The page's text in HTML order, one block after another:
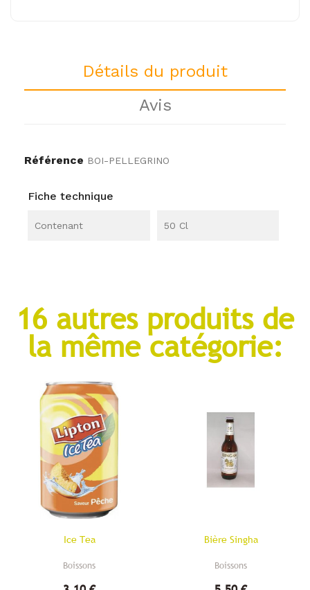
Détails du produit
Avis
Référence BOI-PELLEGRINO
Fiche technique
Contenant 50 Cl
16 autres produits de
la même catégorie:
Ice Tea
Boissons
Bière Singha
Boissons